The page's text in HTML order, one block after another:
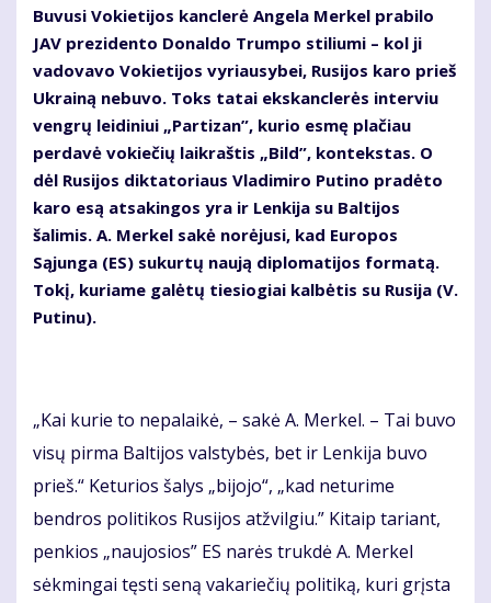
Buvusi Vokietijos kanclerė Angela Merkel prabilo
JAV prezidento Donaldo Trumpo stiliumi – kol ji
vadovavo Vokietijos vyriausybei, Rusijos karo prieš
Ukrainą nebuvo. Toks tatai ekskanclerės interviu
vengrų leidiniui „Partizan”, kurio esmę plačiau
perdavė vokiečių laikraštis „Bild”, kontekstas. O
dėl Rusijos diktatoriaus Vladimiro Putino pradėto
karo esą atsakingos yra ir Lenkija su Baltijos
šalimis. A. Merkel sakė norėjusi, kad Europos
Sąjunga (ES) sukurtų naują diplomatijos formatą.
Tokį, kuriame galėtų tiesiogiai kalbėtis su Rusija (V.
Putinu).
„Kai kurie to nepalaikė, – sakė A. Merkel. – Tai buvo
visų pirma Baltijos valstybės, bet ir Lenkija buvo
prieš.“ Keturios šalys „bijojo“, „kad neturime
bendros politikos Rusijos atžvilgiu.” Kitaip tariant,
penkios „naujosios” ES narės trukdė A. Merkel
sėkmingai tęsti seną vakariečių politiką, kuri grįsta